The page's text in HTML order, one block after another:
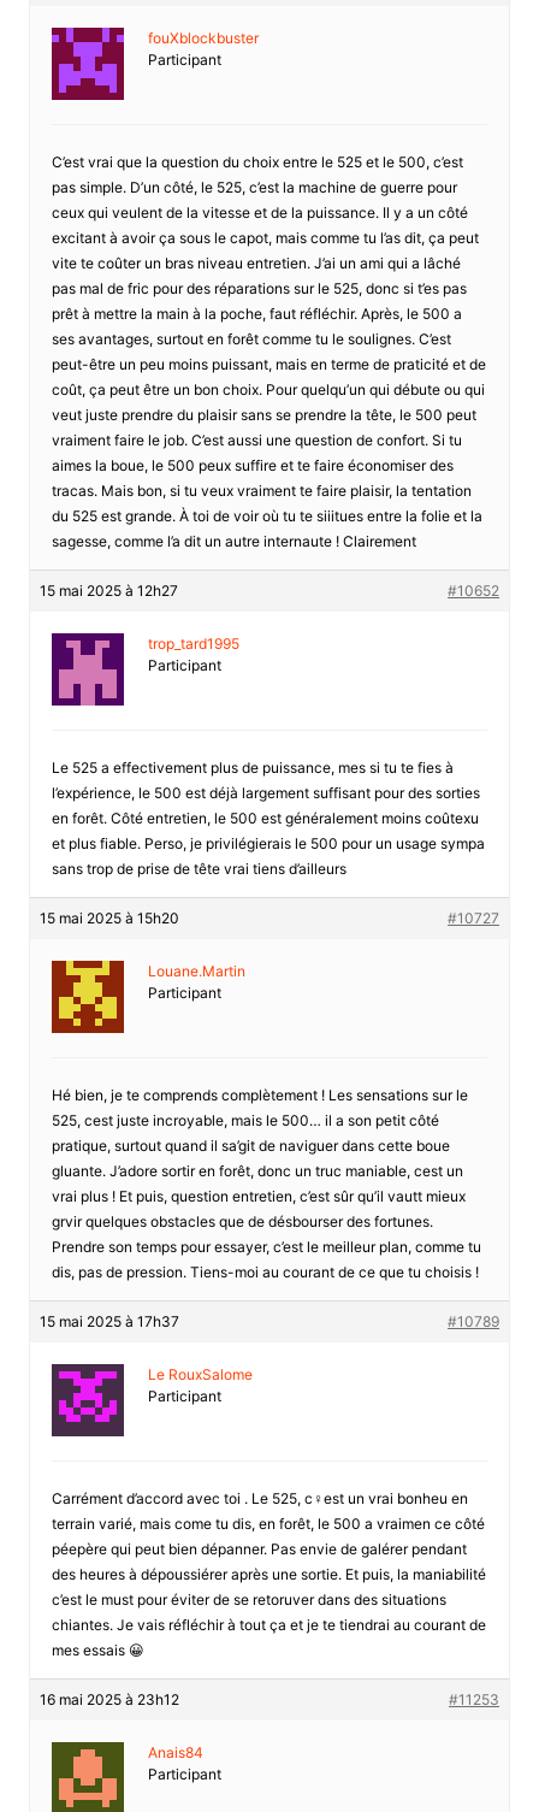
fouXblockbuster
Participant
C’est vrai que la question du choix entre le 525 et le 500, c’est
pas simple. D’un côté, le 525, c’est la machine de guerre pour
ceux qui veulent de la vitesse et de la puissance. Il y a un côté
excitant à avoir ça sous le capot, mais comme tu l’as dit, ça peut
vite te coûter un bras niveau entretien. J’ai un ami qui a lâché
pas mal de fric pour des réparations sur le 525, donc si t’es pas
prêt à mettre la main à la poche, faut réfléchir. Après, le 500 a
ses avantages, surtout en forêt comme tu le soulignes. C’est
peut-être un peu moins puissant, mais en terme de praticité et de
coût, ça peut être un bon choix. Pour quelqu’un qui débute ou qui
veut juste prendre du plaisir sans se prendre la tête, le 500 peut
vraiment faire le job. C’est aussi une question de confort. Si tu
aimes la boue, le 500 peux suffire et te faire économiser des
tracas. Mais bon, si tu veux vraiment te faire plaisir, la tentation
du 525 est grande. À toi de voir où tu te siiitues entre la folie et la
sagesse, comme l’a dit un autre internaute ! Clairement
15 mai 2025 à 12h27 #10652
trop_tard1995
Participant
Le 525 a effectivement plus de puissance, mes si tu te fies à
l’expérience, le 500 est déjà largement suffisant pour des sorties
en forêt. Côté entretien, le 500 est généralement moins coûtexu
et plus fiable. Perso, je privilégierais le 500 pour un usage sympa
sans trop de prise de tête vrai tiens d’ailleurs
15 mai 2025 à 15h20 #10727
Louane.Martin
Participant
Hé bien, je te comprends complètement ! Les sensations sur le
525, cest juste incroyable, mais le 500… il a son petit côté
pratique, surtout quand il sa’git de naviguer dans cette boue
gluante. J’adore sortir en forêt, donc un truc maniable, cest un
vrai plus ! Et puis, question entretien, c’est sûr qu’il vautt mieux
grvir quelques obstacles que de désbourser des fortunes.
Prendre son temps pour essayer, c’est le meilleur plan, comme tu
dis, pas de pression. Tiens-moi au courant de ce que tu choisis !
15 mai 2025 à 17h37 #10789
Le RouxSalome
Participant
Carrément d’accord avec toi . Le 525, c♀est un vrai bonheu en
terrain varié, mais come tu dis, en forêt, le 500 a vraimen ce côté
péepère qui peut bien dépanner. Pas envie de galérer pendant
des heures à dépoussiérer après une sortie. Et puis, la maniabilité
c’est le must pour éviter de se retoruver dans des situations
chiantes. Je vais réfléchir à tout ça et je te tiendrai au courant de
mes essais 😀
16 mai 2025 à 23h12 #11253
Anais84
Participant